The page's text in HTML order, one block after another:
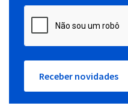
Receber novidades